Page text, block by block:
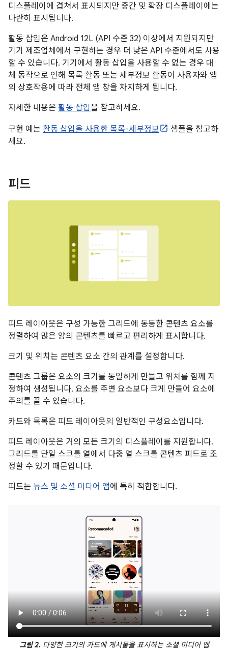
디스플레이에 겹쳐서 표시되지만 중간 및 확장 디스플레이에는
나란히 표시됩니다.
활동 삽입은 Android 12L (API 수준 32) 이상에서 지원되지만
기기 제조업체에서 구현하는 경우 더 낮은 API 수준에서도 사용
할 수 있습니다. 기기에서 활동 삽입을 사용할 수 없는 경우 대
체 동작으로 인해 목록 활동 또는 세부정보 활동이 사용자와 앱
의 상호작용에 따라 전체 앱 창을 차지하게 됩니다.
자세한 내용은 활동 삽입 을 참고하세요.
구현 예는 활동 삽입을 사용한 목록-세부정보
샘플을 참고하
세요.
피드
피드 레이아웃은 구성 가능한 그리드에 동등한 콘텐츠 요소를
정렬하여 많은 양의 콘텐츠를 빠르고 편리하게 표시합니다.
크기 및 위치는 콘텐츠 요소 간의 관계를 설정합니다.
콘텐츠 그룹은 요소의 크기를 동일하게 만들고 위치를 함께 지
정하여 생성됩니다. 요소를 주변 요소보다 크게 만들어 요소에
주의를 끌 수 있습니다.
카드와 목록은 피드 레이아웃의 일반적인 구성요소입니다.
피드 레이아웃은 거의 모든 크기의 디스플레이를 지원합니다.
그리드를 단일 스크롤 열에서 다중 열 스크롤 콘텐츠 피드로 조
정할 수 있기 때문입니다.
피드는 뉴스 및 소셜 미디어 앱에 특히 적합합니다.
그림 2. 다양한 크기의 카드에 게시물을 표시하는 소셜 미디어 앱